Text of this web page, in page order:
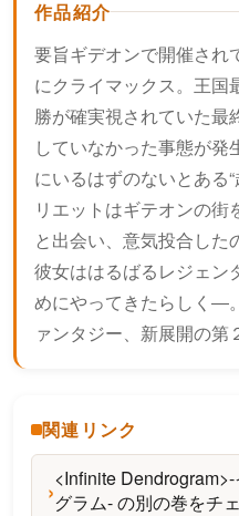
作品紹介
要旨ギデオンで開催され
にクライマックス。王国
勝が確実視されていた最
していなかった事態が
にいるはずのないとある
リエットはギテオンの
と出会い、意気投合した
彼女ははるばるレジェン
めにやってきたらしく―
ァンタジー、新展開の第
関連リンク
<Infinite
グラム- の別の巻をチ